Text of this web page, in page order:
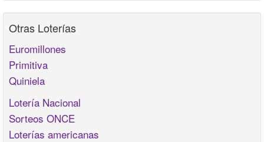
Otras Loterías
Euromillones
Primitiva
Quiniela
Lotería Nacional
Sorteos ONCE
Loterías americanas